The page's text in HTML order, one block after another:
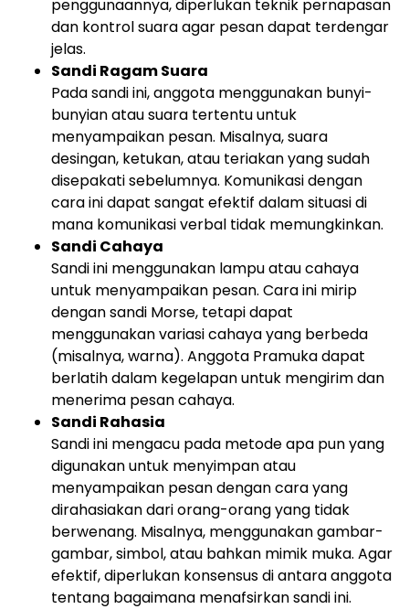
penggunaannya, diperlukan teknik pernapasan
dan kontrol suara agar pesan dapat terdengar
jelas.
Sandi Ragam Suara
Pada sandi ini, anggota menggunakan bunyi-
bunyian atau suara tertentu untuk
menyampaikan pesan. Misalnya, suara
desingan, ketukan, atau teriakan yang sudah
disepakati sebelumnya. Komunikasi dengan
cara ini dapat sangat efektif dalam situasi di
mana komunikasi verbal tidak memungkinkan.
Sandi Cahaya
Sandi ini menggunakan lampu atau cahaya
untuk menyampaikan pesan. Cara ini mirip
dengan sandi Morse, tetapi dapat
menggunakan variasi cahaya yang berbeda
(misalnya, warna). Anggota Pramuka dapat
berlatih dalam kegelapan untuk mengirim dan
menerima pesan cahaya.
Sandi Rahasia
Sandi ini mengacu pada metode apa pun yang
digunakan untuk menyimpan atau
menyampaikan pesan dengan cara yang
dirahasiakan dari orang-orang yang tidak
berwenang. Misalnya, menggunakan gambar-
gambar, simbol, atau bahkan mimik muka. Agar
efektif, diperlukan konsensus di antara anggota
tentang bagaimana menafsirkan sandi ini.